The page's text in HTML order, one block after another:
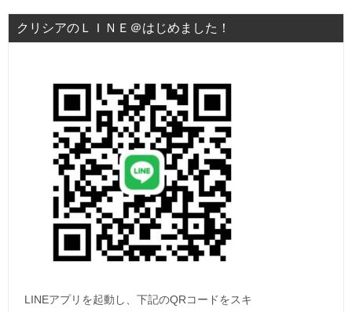
クリシアのＬＩＮＥ＠はじめました！
LINEアプリを起動し、下記のQRコードをスキ